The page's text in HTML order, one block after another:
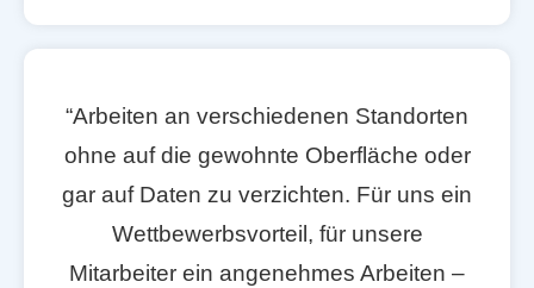
“Arbeiten an verschiedenen Standorten
ohne auf die gewohnte Oberfläche oder
gar auf Daten zu verzichten. Für uns ein
Wettbewerbsvorteil, für unsere
Mitarbeiter ein angenehmes Arbeiten –